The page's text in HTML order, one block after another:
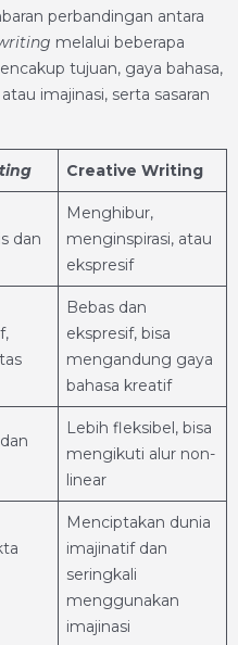
perbandingan antara
melalui beberapa
tujuan, gaya bahasa,
imajinasi, serta sasaran
Creative Writing
dan
Menghibur,
menginspirasi, atau
ekspresif
Bebas dan
ekspresif, bisa
mengandung gaya
bahasa kreatif
Lebih fleksibel, bisa
mengikuti alur non-
linear
Menciptakan dunia
imajinatif dan
seringkali
menggunakan
imajinasi